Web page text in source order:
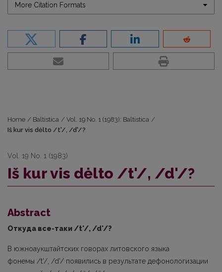
More Citation Formats
Home / Baltistica / Vol. 19 No. 1 (1983): Baltistica /
Iš kur vis dėlto /t'/, /d'/?
Vol. 19 No. 1 (1983)
Iš kur vis dėlto /t'/, /d'/?
Abstract
Откуда все-таки /t'/, /d'/?
В южноаукштайтских говорах литовского языка
фонемы /t'/, /d'/ появились в результате дефонологизации